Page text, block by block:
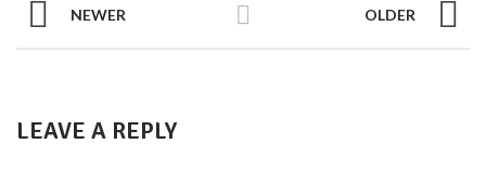
NEWER OLDER
LEAVE A REPLY